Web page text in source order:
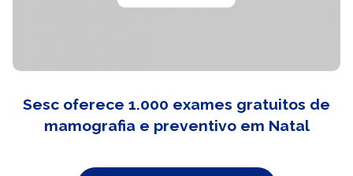
Sesc oferece 1.000 exames gratuitos de
mamografia e preventivo em Natal